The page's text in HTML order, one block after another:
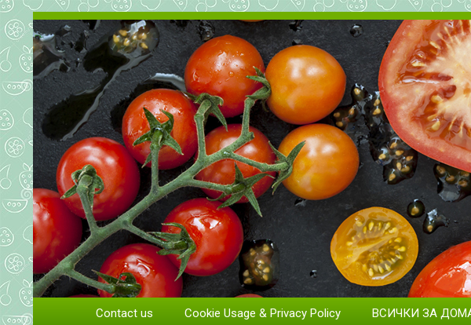
Всичко за доматите. Отглеждане на
Отглеждане и грижи за домати
Contact us Cookie Usage & Privacy Policy ВСИЧКИ ЗА